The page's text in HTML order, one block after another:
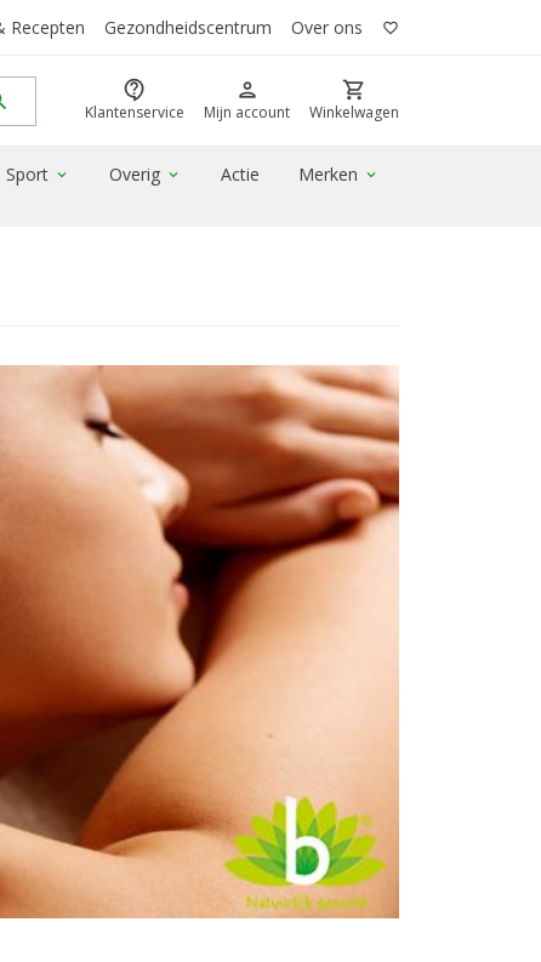
Recepten Gezondheidscentrum Over ons favorite_border
contact_support
Klantenservice
person
Mijn account
shopping_cart
Winkelwagen
Sport expand_more Overig expand_more Actie Merken expand_more